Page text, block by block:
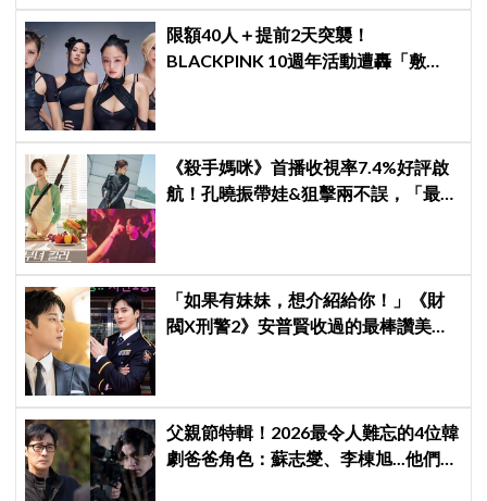
限額40人＋提前2天突襲！
BLACKPINK 10週年活動遭轟「敷
《殺手媽咪》首播收視率7.4%好評啟
航！孔曉振帶娃&狙擊兩不誤，「最狂
「如果有妹妹，想介紹給你！」《財
閥X刑警2》安普賢收過的最棒讚美，
父親節特輯！2026最令人難忘的4位韓
劇爸爸角色：蘇志燮、李棟旭...他們連